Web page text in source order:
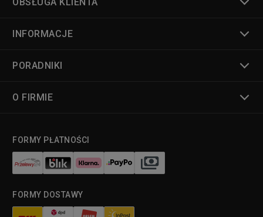
INFORMACJE
PORADNIKI
O FIRMIE
FORMY PŁATNOŚCI
FORMY DOSTAWY